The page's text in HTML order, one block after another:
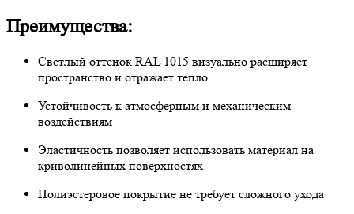
Преимущества:
Светлый оттенок RAL 1015 визуально расширяет
пространство и отражает тепло
Устойчивость к атмосферным и механическим
воздействиям
Эластичность позволяет использовать материал на
криволинейных поверхностях
Полиэстеровое покрытие не требует сложного ухода